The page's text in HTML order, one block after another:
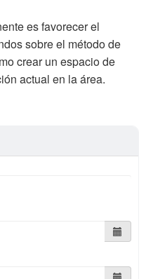
es favorecer el
sobre el método de
crear un espacio de
actual en la área.